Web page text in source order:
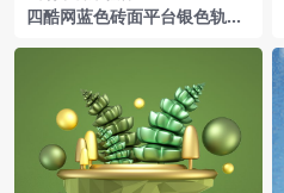
四酷网蓝色砖面平台银色轨道